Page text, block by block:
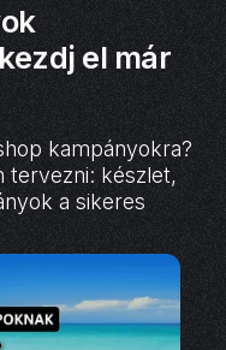
el már
kampányokra?
tervezni: készlet,
a sikeres